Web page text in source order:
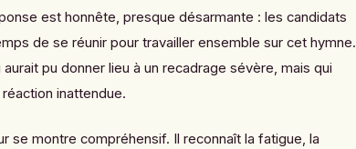
est honnête, presque désarmante : les candidats
de se réunir pour travailler ensemble sur cet hymne.
pu donner lieu à un recadrage sévère, mais qui
inattendue.
se montre compréhensif. Il reconnaît la fatigue, la